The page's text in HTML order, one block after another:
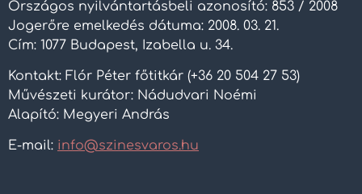
Országos nyilvántartásbeli azonosító: 853 / 2008
Jogerőre emelkedés dátuma: 2008. 03. 21.
Cím: 1077 Budapest, Izabella u. 34.
Kontakt: Flór Péter főtitkár (+36 20 504 27 53)
Művészeti kurátor: Nádudvari Noémi
Alapító: Megyeri András
E-mail: info@szinesvaros.hu